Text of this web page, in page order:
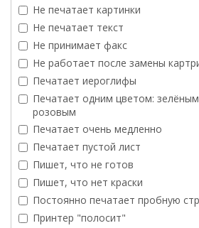
Не печатает картинки
Не печатает текст
Не принимает факс
Не работает после замены
Печатает иероглифы
Печатает одним цветом:
розовым
Печатает очень медленно
Печатает пустой лист
Пишет, что не готов
Пишет, что нет краски
Постоянно печатает пробную
Принтер "полосит"